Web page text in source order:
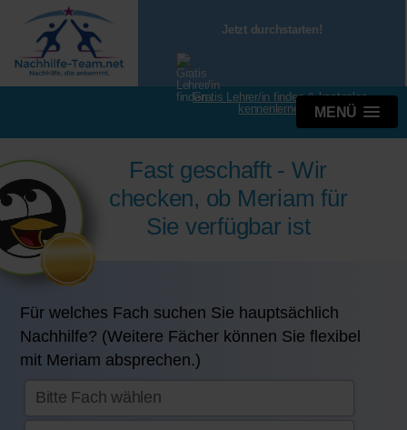
Jetzt durchstarten!
Gratis Lehrer/in finden & kostenlos
kennenlernen
MENÜ
Fast geschafft - Wir
checken, ob Meriam für
Sie verfügbar ist
Für welches Fach suchen Sie hauptsächlich
Nachhilfe? (Weitere Fächer können Sie flexibel
mit Meriam absprechen.)